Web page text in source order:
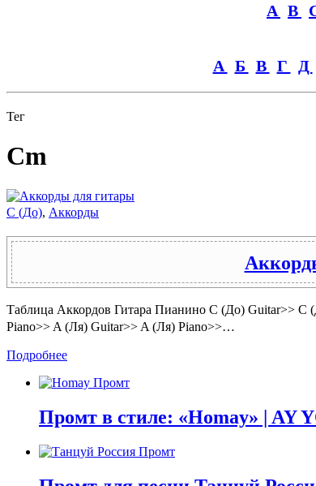
A B
А Б В Г Д
Тег
Cm
C (До), Аккорды
Таблица Аккордов Гитара Пианино C (До) Guitar>>
Piano>> A (Ля) Guitar>> A (Ля) Piano>>…
Подробнее
Промт в стиле: «Homay» | AY